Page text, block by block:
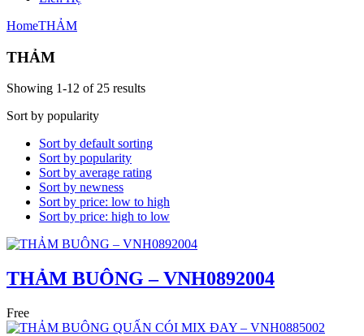
HomeTHẢM
THẢM
Showing 1-12 of 25 results
Sort by popularity
Sort by default sorting
Sort by popularity
Sort by average rating
Sort by newness
Sort by price: low to high
Sort by price: high to low
THẢM BUÔNG – VNH0892004
Free